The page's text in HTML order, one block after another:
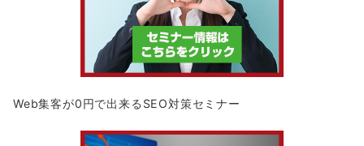
Web集客が0円で出来るSEO対策セミナー